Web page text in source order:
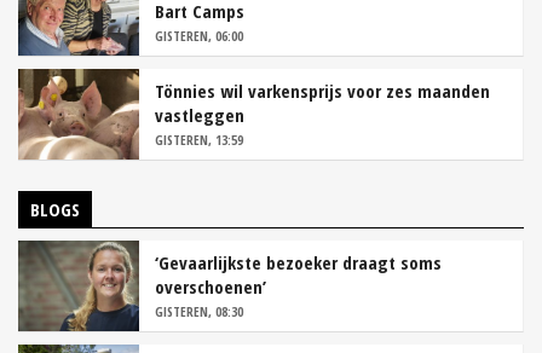
Bart Camps
GISTEREN, 06:00
Tönnies wil varkensprijs voor zes maanden
vastleggen
GISTEREN, 13:59
BLOGS
‘Gevaarlijkste bezoeker draagt soms
overschoenen’
GISTEREN, 08:30